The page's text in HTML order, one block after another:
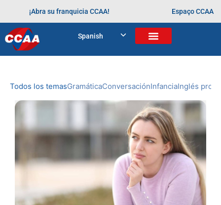
¡Abra su franquicia CCAA! Espaço CCAA
Spanish
Home > aprendendo desde cedo
Todos los temasGramáticaConversaciónInfanciaInglés